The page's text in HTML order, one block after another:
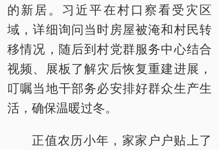
的新居。习近平在村口察看受灾区
域，详细询问当时房屋被淹和村民转
移情况，随后到村党群服务中心结合
视频、展板了解灾后恢复重建进展，
叮嘱当地干部务必安排好群众生产生
活，确保温暖过冬。
正值农历小年，家家户户贴上了